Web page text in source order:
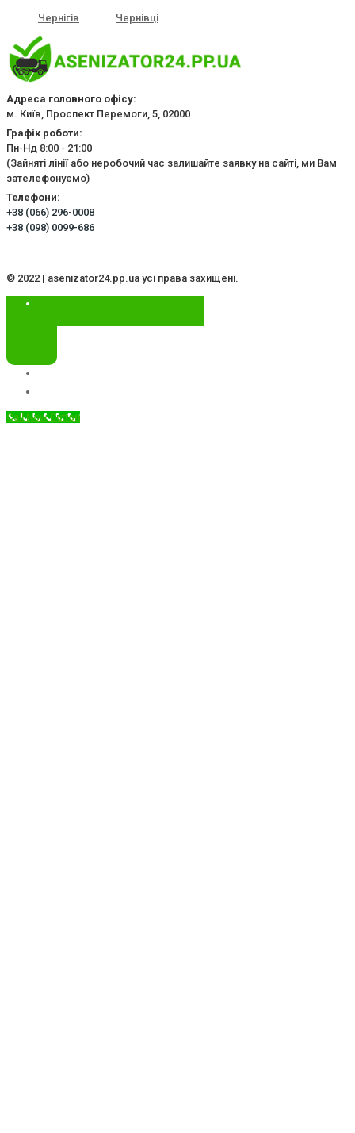
Чернігів Чернівці
Адреса головного офісу:
м. Київ, Проспект Перемоги, 5, 02000
Графік роботи:
Пн-Нд 8:00 - 21:00
(Зайняті лінії або неробочий час залишайте заявку на сайті, ми Вам
зателефонуємо)
Телефони:
+38 (066) 296-0008
+38 (098) 0099-686
© 2022 | asenizator24.pp.ua усі права захищені.
Call Now Button